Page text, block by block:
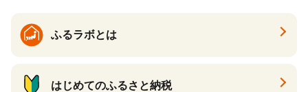
ふるラボとは
はじめてのふるさと納税